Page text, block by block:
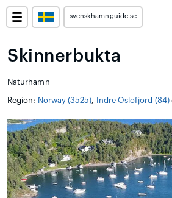
svenskhamnguide.se
Skinnerbukta
Naturhamn
Region: Norway (3525), Indre Oslofjord (84)